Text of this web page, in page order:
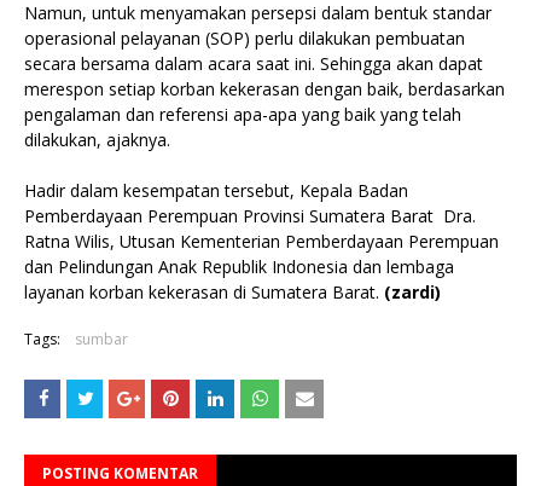
Namun, untuk menyamakan persepsi dalam bentuk standar
operasional pelayanan (SOP) perlu dilakukan pembuatan
secara bersama dalam acara saat ini. Sehingga akan dapat
merespon setiap korban kekerasan dengan baik, berdasarkan
pengalaman dan referensi apa-apa yang baik yang telah
dilakukan, ajaknya.
Hadir dalam kesempatan tersebut, Kepala Badan
Pemberdayaan Perempuan Provinsi Sumatera Barat Dra.
Ratna Wilis, Utusan Kementerian Pemberdayaan Perempuan
dan Pelindungan Anak Republik Indonesia dan lembaga
layanan korban kekerasan di Sumatera Barat. (zardi)
Tags: sumbar
POSTING KOMENTAR